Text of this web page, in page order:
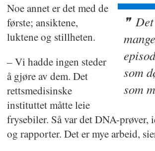
som
som
Noe annet er det med de
første; ansiktene,
luktene og stillheten.
– Vi hadde ingen steder
å gjøre av dem. Det
rettsmedisinske
instituttet måtte leie
frysebiler. Så var det DNA-prøver,
og rapporter. Det er mye arbeid,